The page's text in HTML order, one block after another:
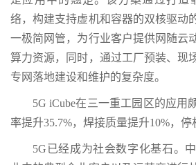
络，构建支持虚机和容器的双核驱动
一极简网管，为行业客户提供网随云
算力资源，同时，通过工厂预装、现
专网落地建设和维护的复杂度。
5G iCube在三一重工园区的应用
率提升35.7%，焊接质量提升10%，停
5G已经成为社会数字化基石。